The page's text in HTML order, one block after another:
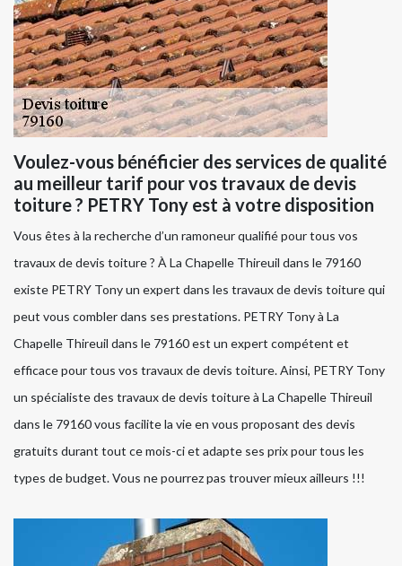
Voulez-vous bénéficier des services de qualité
au meilleur tarif pour vos travaux de devis
toiture ? PETRY Tony est à votre disposition
Vous êtes à la recherche d’un ramoneur qualifié pour tous vos
travaux de devis toiture ? À La Chapelle Thireuil dans le 79160
existe PETRY Tony un expert dans les travaux de devis toiture qui
peut vous combler dans ses prestations. PETRY Tony à La
Chapelle Thireuil dans le 79160 est un expert compétent et
efficace pour tous vos travaux de devis toiture. Ainsi, PETRY Tony
un spécialiste des travaux de devis toiture à La Chapelle Thireuil
dans le 79160 vous facilite la vie en vous proposant des devis
gratuits durant tout ce mois-ci et adapte ses prix pour tous les
types de budget. Vous ne pourrez pas trouver mieux ailleurs !!!